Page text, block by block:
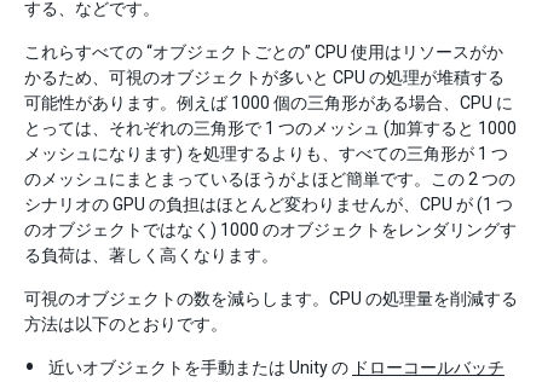
する、などです。
これらすべての “オブジェクトごとの” CPU 使用はリソースがか
かるため、可視のオブジェクトが多いと CPU の処理が堆積する
可能性があります。例えば 1000 個の三角形がある場合、CPU に
とっては、それぞれの三角形で 1 つのメッシュ (加算すると 1000
メッシュになります) を処理するよりも、すべての三角形が 1 つ
のメッシュにまとまっているほうがよほど簡単です。この 2 つの
シナリオの GPU の負担はほとんど変わりませんが、CPU が (1 つ
のオブジェクトではなく) 1000 のオブジェクトをレンダリングす
る負荷は、著しく高くなります。
可視のオブジェクトの数を減らします。CPU の処理量を削減する
方法は以下のとおりです。
近いオブジェクトを手動または Unity の ドローコールバッチ